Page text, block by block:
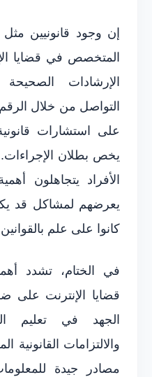
إن وجود قانونيين
المتخصص في قضايا
الإرشادات
على استشارات
يخص بطلان
الأفراد يتجاهلون
يعرضهم لمشاكل قد
كانوا على علم
في الختام، تشدد
قضايا الإنترنت على
الجهد في تعليم
والالتزامات القانونية
مصادر جيدة